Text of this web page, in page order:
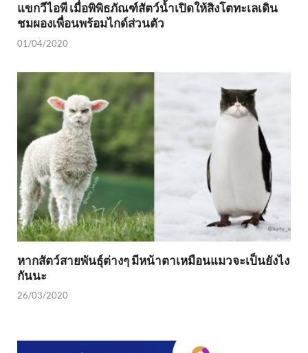
แขกวีไอพี เมื่อพิพิธภัณฑ์สัตว์น้ำเปิดให้สิงโตทะเลเดิน
ชมผองเพื่อนพร้อมไกด์ส่วนตัว
01/04/2020
หากสัตว์สายพันธุ์ต่างๆ มีหน้าตาเหมือนแมวจะเป็นยังไง
กันนะ
26/03/2020